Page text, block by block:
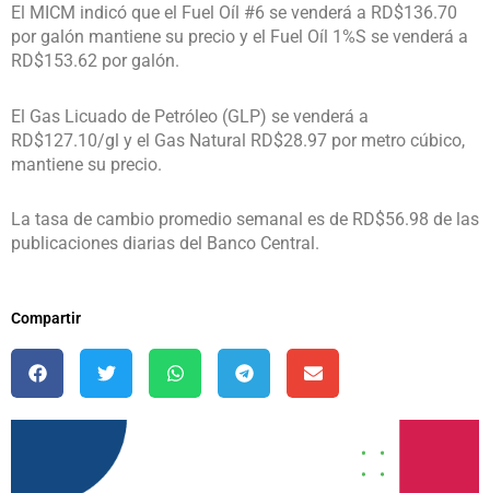
El MICM indicó que el Fuel Oíl #6 se venderá a RD$136.70
por galón mantiene su precio y el Fuel Oíl 1%S se venderá a
RD$153.62 por galón.
El Gas Licuado de Petróleo (GLP) se venderá a
RD$127.10/gl y el Gas Natural RD$28.97 por metro cúbico,
mantiene su precio.
La tasa de cambio promedio semanal es de RD$56.98 de las
publicaciones diarias del Banco Central.
Compartir